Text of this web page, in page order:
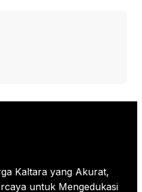
Kaltara yang Akurat,
untuk Mengedukasi